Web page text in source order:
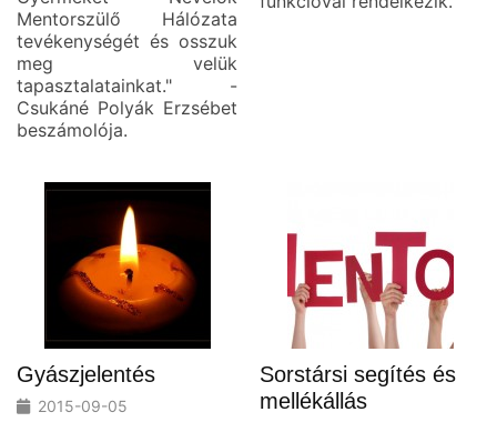
Mentorszülő Hálózata
tevékenységét és osszuk
meg velük
tapasztalatainkat." -
Csukáné Polyák Erzsébet
beszámolója.
Gyászjelentés
2015-09-05
Sorstársi segítés és
mellékállás